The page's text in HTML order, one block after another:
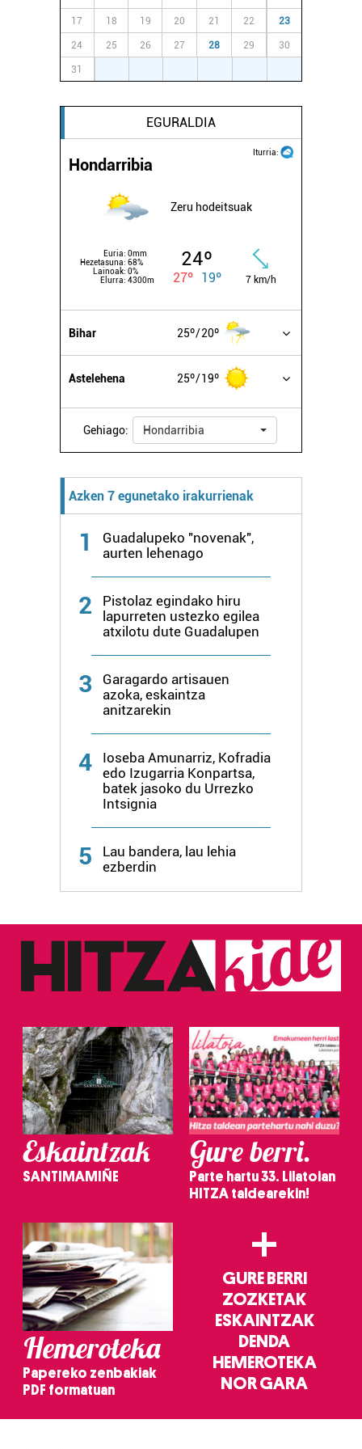
17 18 19 20 21 22 23
24 25 26 27 28 29 30
31
EGURALDIA
Iturria:
Hondarribia
Zeru hodeitsuak
Euria: 0mm
Hezetasuna: 68%
Lainoak: 0%
Elurra: 4300m
24º
27º 19º 7 km/h
Bihar 25º 20º
Astelehena 25º 19º
Gehiago: Hondarribia
Azken 7 egunetako irakurrienak
1
Guadalupeko "novenak",
aurten lehenago
2
Pistolaz egindako hiru
lapurreten ustezko egilea
atxilotu dute Guadalupen
3
Garagardo artisauen
azoka, eskaintza
anitzarekin
4
Ioseba Amunarriz, Kofradia
edo Izugarria Konpartsa,
batek jasoko du Urrezko
Intsignia
5
Lau bandera, lau lehia
ezberdin
Eskaintzak
SANTIMAMIÑE
Gure berri.
Parte hartu 33. Lilatoian
HITZA taldearekin!
Hemeroteka
Papereko zenbakiak
PDF formatuan
+
GURE BERRI
ZOZKETAK
ESKAINTZAK
DENDA
HEMEROTEKA
NOR GARA